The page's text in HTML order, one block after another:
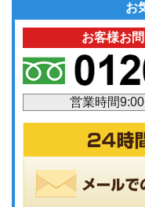
お
お客様お
営業時間